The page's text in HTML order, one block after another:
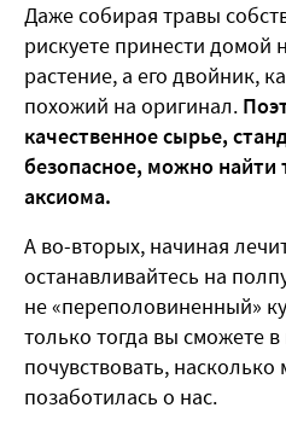
Даже собирая травы
рискуете принести домой
растение, а его двойник,
похожий на оригинал.
качественное сырье,
безопасное, можно найти
аксиома.
А во-вторых, начиная
останавливайтесь на
не «переполовиненный»
только тогда вы сможете
почувствовать,
позаботилась о нас.